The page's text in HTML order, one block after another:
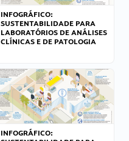
INFOGRÁFICO:
SUSTENTABILIDADE PARA
LABORATÓRIOS DE ANÁLISES
CLÍNICAS E DE PATOLOGIA
INFOGRÁFICO: